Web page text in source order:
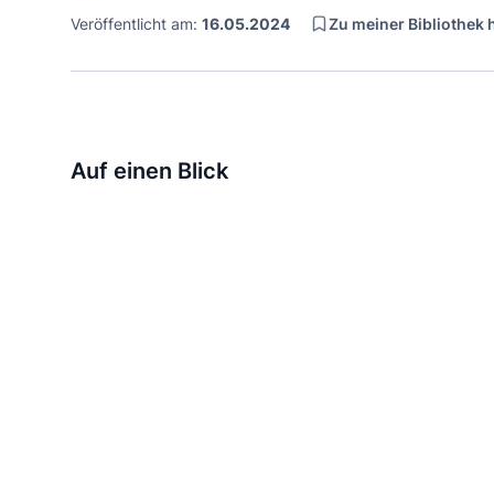
Veröffentlicht am: 16.05.2024 Zu meiner Bibliothek
Auf einen Blick